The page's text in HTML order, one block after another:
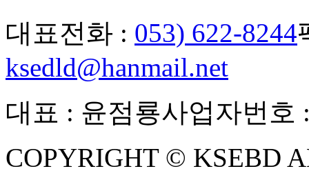
대표전화 : 053) 622-8244
ksedld@hanmail.net
대표 : 윤점룡사업자번호
COPYRIGHT © KSEBD